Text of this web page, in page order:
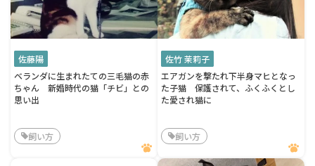
佐藤陽
ベランダに生まれたての三毛猫の赤
ちゃん 新婚時代の猫「チビ」との
思い出
飼い方
佐竹 茉莉子
エアガンを撃たれ下半身マヒとなっ
た子猫 保護されて、ふくふくとし
た愛され猫に
飼い方